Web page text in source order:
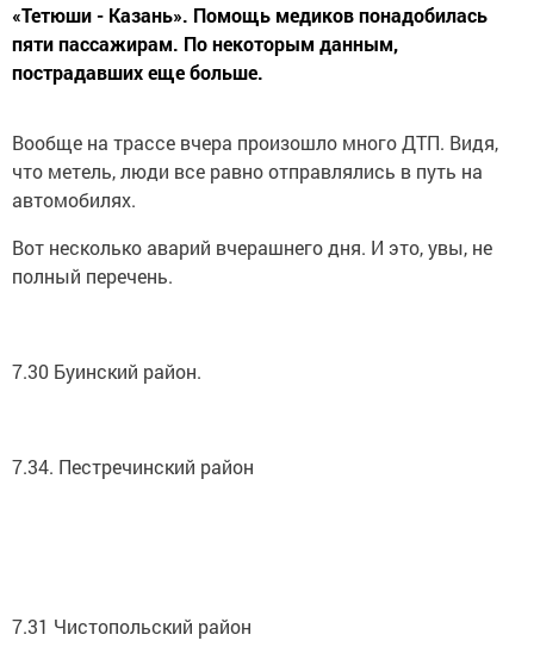
«Тетюши - Казань». Помощь медиков понадобилась
пяти пассажирам. По некоторым данным,
пострадавших еще больше.
Вообще на трассе вчера произошло много ДТП. Видя,
что метель, люди все равно отправлялись в путь на
автомобилях.
Вот несколько аварий вчерашнего дня. И это, увы, не
полный перечень.
7.30 Буинс​кий район.
7.34. Пестречинский район
7.31 Чистопольский район